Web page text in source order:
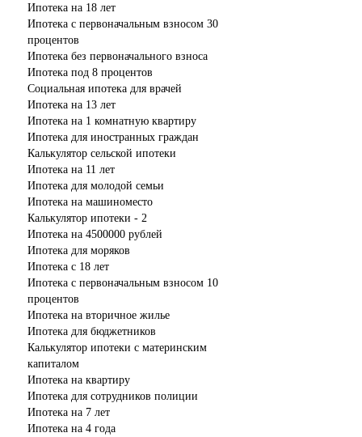
Ипотека на 18 лет
Ипотека с первоначальным взносом 30
процентов
Ипотека без первоначального взноса
Ипотека под 8 процентов
Социальная ипотека для врачей
Ипотека на 13 лет
Ипотека на 1 комнатную квартиру
Ипотека для иностранных граждан
Калькулятор сельской ипотеки
Ипотека на 11 лет
Ипотека для молодой семьи
Ипотека на машиноместо
Калькулятор ипотеки - 2
Ипотека на 4500000 рублей
Ипотека для моряков
Ипотека с 18 лет
Ипотека с первоначальным взносом 10
процентов
Ипотека на вторичное жилье
Ипотека для бюджетников
Калькулятор ипотеки с материнским
капиталом
Ипотека на квартиру
Ипотека для сотрудников полиции
Ипотека на 7 лет
Ипотека на 4 года